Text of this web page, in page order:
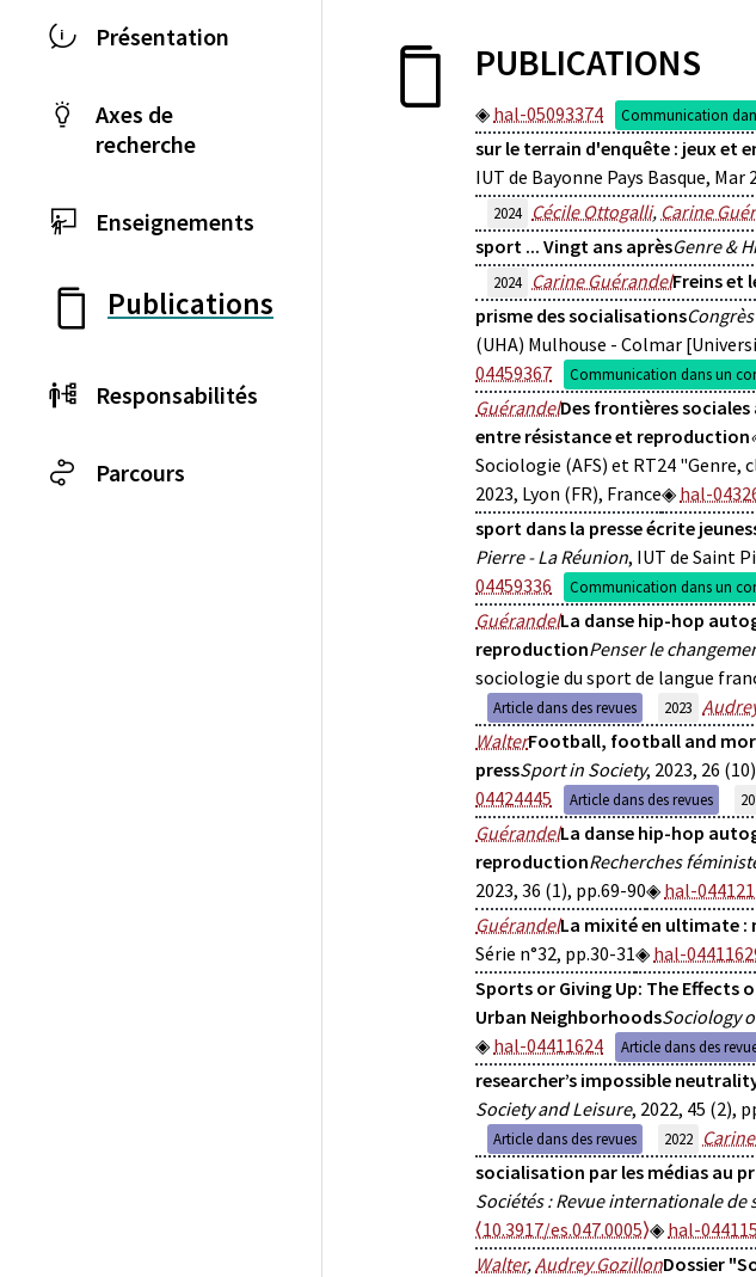
Présentation
Axes de
recherche
Enseignements
Publications
Responsabilités
Parcours
PUBLICATIONS
hal-05093374 Communication
sur le terrain d'enquête : jeux et
IUT de Bayonne Pays Basque, Mar
2024
Cécile Ottogalli, Carine
sport ... Vingt ans aprèsGenre &
2024
Carine GuérandelFreins et
prisme des socialisations
(UHA) Mulhouse - Colmar
04459367
Communication dans un
GuérandelDes frontières
entre résistance et reproduction
Sociologie (AFS) et RT24
2023, Lyon (FR), France
hal-
sport dans la presse écrite
Pierre - La Réunion, IUT de Saint
04459336
Communication dans un
GuérandelLa danse hip-hop
reproductionPenser le
sociologie du sport de langue
Article dans des revues 2023
WalterFootball, football and
pressSport in Society, 2023, 26
04424445
Article dans des revues
GuérandelLa danse hip-hop
reproductionRecherches
2023, 36 (1), pp.69-90
hal-
GuérandelLa mixité en ultimate :
Série n°32, pp.30-31
hal-
Sports or Giving Up: The Effects
Urban NeighborhoodsSociology
hal-04411624
Article dans des
researcher’s impossible
Society and Leisure, 2022, 45 (2),
Article dans des revues 2022
socialisation par les médias au
Sociétés : Revue internationale
⟨10.3917/es.047.0005⟩
hal-
Walter,Audrey GozillonDossier